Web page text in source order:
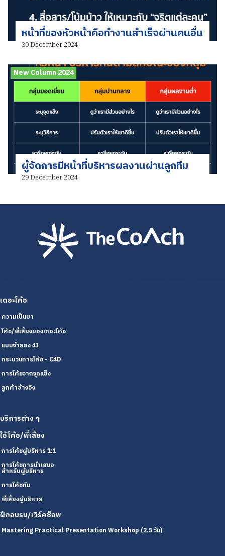
หน้าที่ของหัวหน้าคือทำงานสำเร็จผ่านคนอื่น
30 December 2024
New Column 2024
ผู้จัดการมีหน้าที่บริหารผลงานผ่านลูกทีม
29 December 2024
เดอะโค้ช
ความเป็นมา
โค้ช/พี่เลี้ยงของเดอะโค้ช
แบบจำลอง 4I
กระบวนการโค้ช - C4D
การโค้ชจากจุดแข็ง
ลูกค้าอ้างอิง
บริการต่าง ๆ
ใช้โค้ช/พี่เลี้ยง
การโค้ชผู้บริหาร 1:1
การโค้ชการนำเสนอ
สำหรับผู้บริหาร
การโค้ชทีม
พี่เลี้ยงผู้บริหาร
ฝึกอบรม/เวิร์คช็อพ
Mastering Practical Presentation Workshop (2.5 วัน)